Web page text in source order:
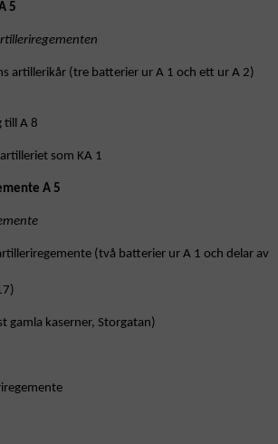
5
(tre batterier ur A 1 och ett ur A 2)
A 8
som KA 1
A 5
(två batterier ur A 1 och delar av
kaserner, Storgatan)